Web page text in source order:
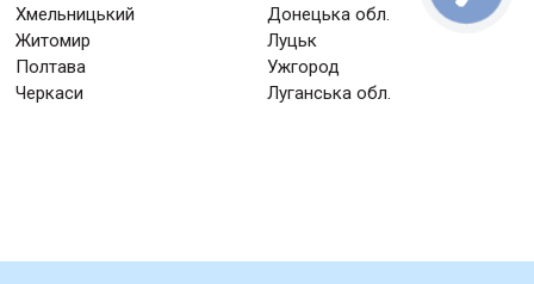
Хмельницький
Донецька обл.
Житомир
Луцьк
Полтава
Ужгород
Черкаси
Луганська обл.